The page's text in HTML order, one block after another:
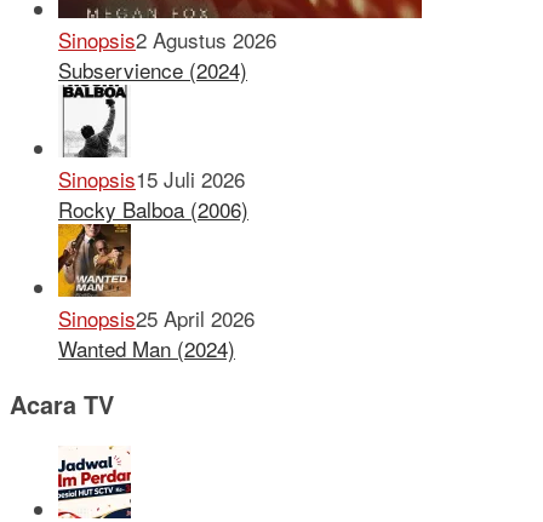
Sinopsis2 Agustus 2026
Subservience (2024)
Sinopsis15 Juli 2026
Rocky Balboa (2006)
Sinopsis25 April 2026
Wanted Man (2024)
Acara TV